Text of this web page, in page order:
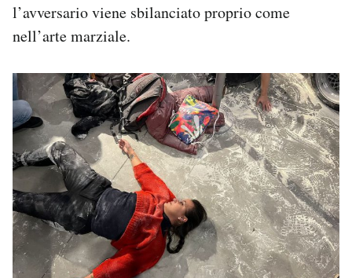
l’avversario viene sbilanciato proprio come
nell’arte marziale.